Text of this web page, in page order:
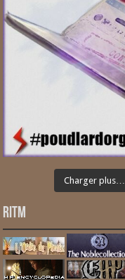
Charger plus…
RITM